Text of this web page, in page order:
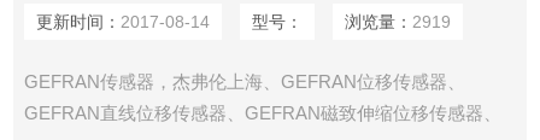
更新时间： 2017-08-14 型号： 浏览量： 2919
GEFRAN传感器，杰弗伦上海、GEFRAN位移传感器、
GEFRAN直线位移传感器、GEFRAN磁致伸缩位移传感器、